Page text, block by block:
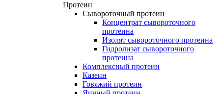
Протеин
Сывороточный протеин
Концентрат сывороточного
протеина
Изолят сывороточного протеина
Гидролизат сывороточного
протеина
Комплексный протеин
Казеин
Говяжий протеин